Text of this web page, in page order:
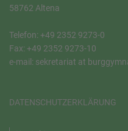
58762 Altena
Telefon: +49 2352 9273-0
Fax: +49 2352 9273-10
e-mail: sekretariat at
DATENSCHUTZERKLÄRUNG